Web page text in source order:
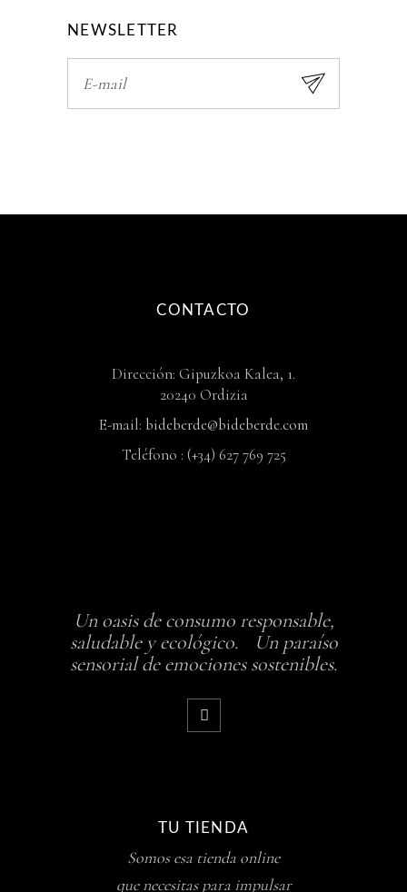
NEWSLETTER
CONTACTO
Dirección: Gipuzkoa Kalea, 1.
20240 Ordizia
E-mail: bideberde@bideberde.com
Teléfono : (+34) 627 769 725
Un oasis de consumo responsable,
saludable y ecológico. Un paraíso
sensorial de emociones sostenibles.
TU TIENDA
Somos esa tienda online
que necesitas para impulsar